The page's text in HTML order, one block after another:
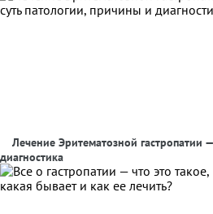
Лечение Эритематозной гастропатии
диагностика